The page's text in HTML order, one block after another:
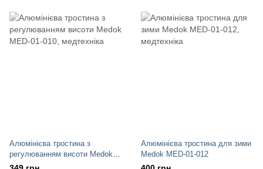
Алюмінієва тростина з
регулюванням висоти Medok
MED-01-010
Алюмінієва тростина для зими
Medok MED-01-012